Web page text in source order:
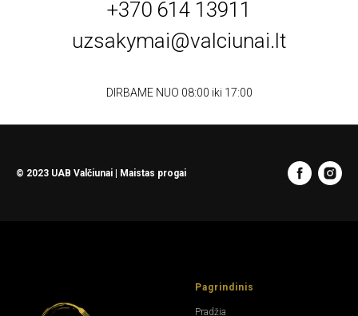
+370 614 13911
uzsakymai@valciunai.lt
DIRBAME NUO 08:00 iki 17:00
© 2023 UAB Valčiunai | Maistas progai
Pagrindinis
Pradžia